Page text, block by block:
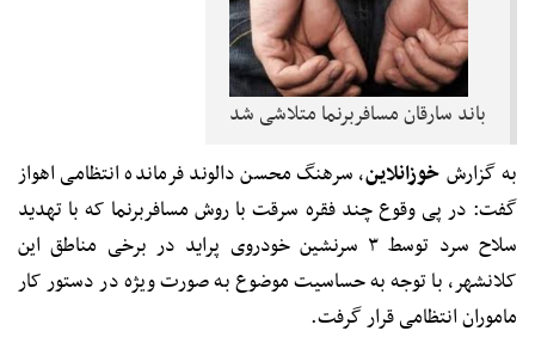
باند سارقان مسافربرنما متلاشی شد
به گزارش خوزانلاین، سرهنگ محسن دالوند فرمانده انتظامی اهواز
گفت: در پی وقوع چند فقره سرقت با روش مسافربرنما که با تهدید
سلاح سرد توسط ۳ سرنشین خودروی پراید در برخی مناطق این
کلانشهر، با توجه به حساسیت موضوع به صورت ویژه در دستور کار
ماموران انتظامی قرار گرفت.